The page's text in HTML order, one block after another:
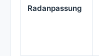
Radanpassung